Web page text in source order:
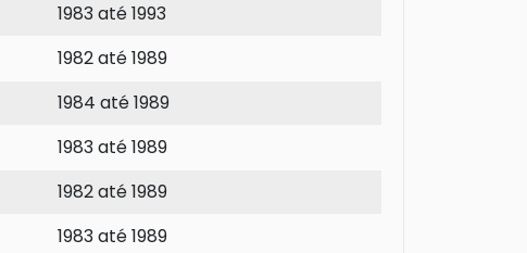
1983 até 1993
1982 até 1989
1984 até 1989
1983 até 1989
1982 até 1989
1983 até 1989